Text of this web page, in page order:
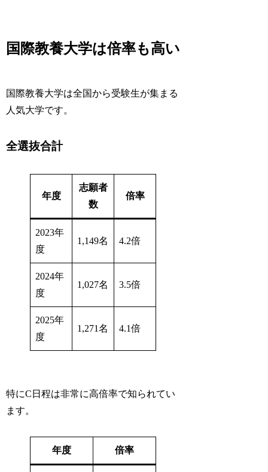
国際教養大学は倍率も高い
国際教養大学は全国から受験生が集まる
人気大学です。
全選抜合計
年度
志願者
数
倍率
2023年
度
1,149名 4.2倍
2024年
度
1,027名 3.5倍
2025年
度
1,271名 4.1倍
特にC日程は非常に高倍率で知られてい
ます。
年度 倍率